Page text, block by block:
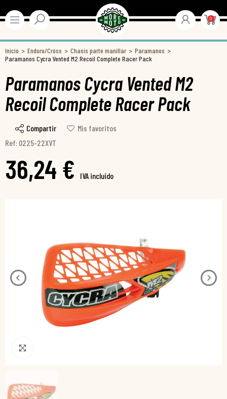
0
Inicio Enduro/Cross Chasis parte manillar
Paramanos
Paramanos Cycra Vented M2 Recoil Complete Racer Pack
Paramanos Cycra Vented M2
Recoil Complete Racer Pack
Compartir
Mis favoritos
Ref: 0225-22XVT
36,24 € IVA incluido